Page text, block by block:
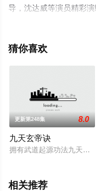
导，沈达威等演员精彩
看高清未删减完整版动
猜你喜欢
更新第248集 8.0
九天玄帝诀
拥有武道起源功法九天玄
相关推荐